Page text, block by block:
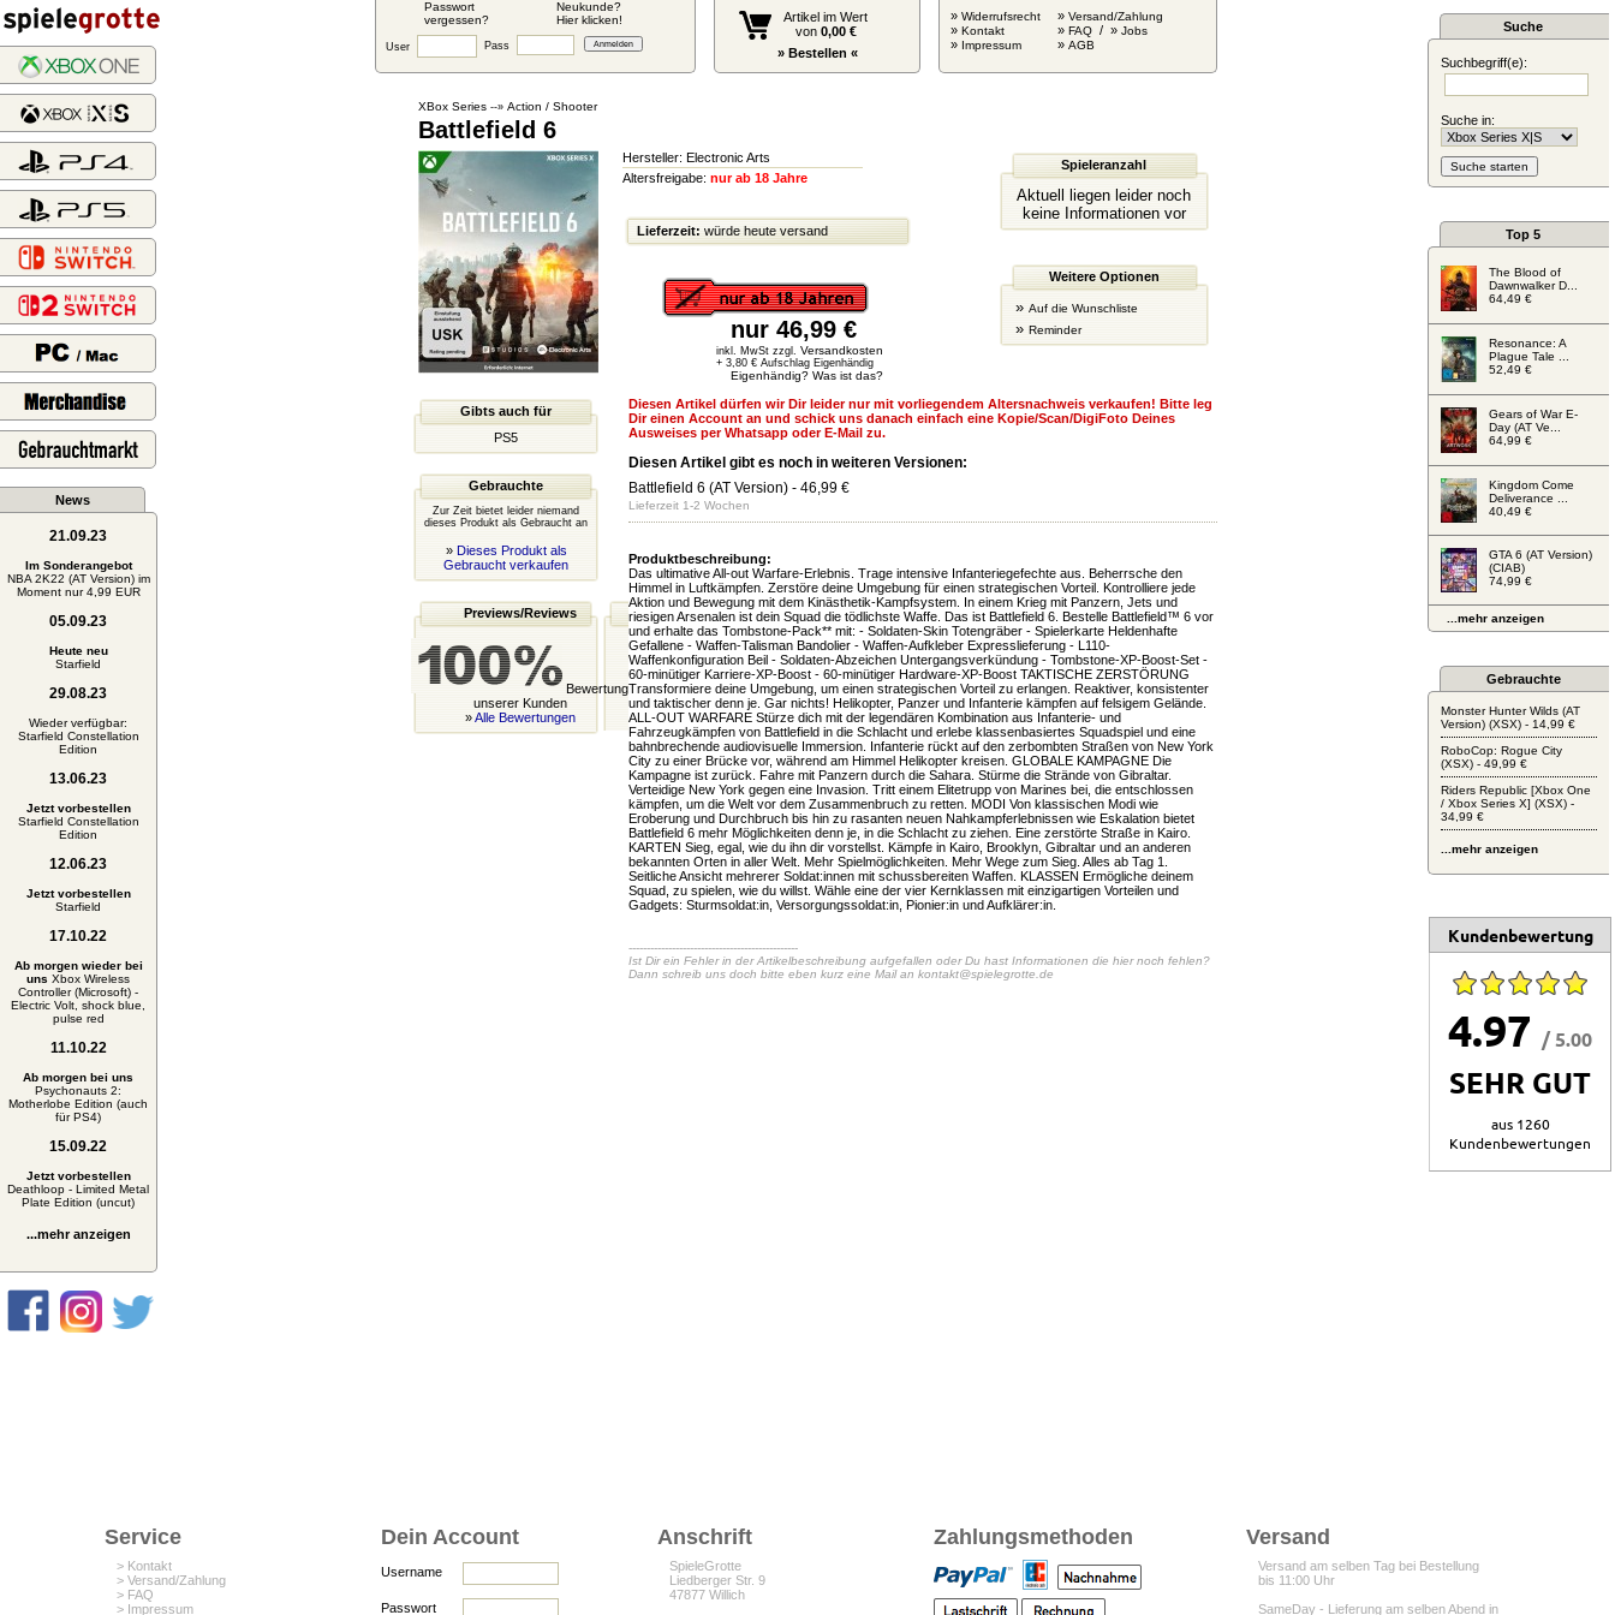
Passwort
vergessen?
Neukunde?
Hier klicken!
User Pass
Artikel im Wert
von 0,00 €
» Bestellen «
» Widerrufsrecht
» Kontakt
» Impressum
» Versand/Zahlung
» FAQ / » Jobs
» AGB
News
21.09.23
Im Sonderangebot
NBA 2K22 (AT Version) im
Moment nur 4,99 EUR
05.09.23
Heute neu
Starfield
29.08.23
Wieder verfügbar:
Starfield Constellation
Edition
13.06.23
Jetzt vorbestellen
Starfield Constellation
Edition
12.06.23
Jetzt vorbestellen
Starfield
17.10.22
Ab morgen wieder bei
uns Xbox Wireless
Controller (Microsoft) -
Electric Volt, shock blue,
pulse red
11.10.22
Ab morgen bei uns
Psychonauts 2:
Motherlobe Edition (auch
für PS4)
15.09.22
Jetzt vorbestellen
Deathloop - Limited Metal
Plate Edition (uncut)
...mehr anzeigen
XBox Series--» Action / Shooter
Battlefield 6
Hersteller: Electronic Arts
Altersfreigabe: nur ab 18 Jahre
Lieferzeit: würde heute versand
nur 46,99 €
inkl. MwSt zzgl. Versandkosten
+ 3,80 € Aufschlag Eigenhändig
Eigenhändig? Was ist das?
Spieleranzahl
Aktuell liegen leider noch
keine Informationen vor
Weitere Optionen
» Auf die Wunschliste
» Reminder
Gibts auch für
PS5
Gebrauchte
Zur Zeit bietet leider niemand
dieses Produkt als Gebraucht an
» Dieses Produkt als
Gebraucht verkaufen
Previews/Reviews
Bewertung
unserer Kunden
»Alle Bewertungen
Diesen Artikel dürfen wir Dir leider nur mit vorliegendem Altersnachweis verkaufen! Bitte leg
Dir einen Account an und schick uns danach einfach eine Kopie/Scan/DigiFoto Deines
Ausweises per Whatsapp oder E-Mail zu.
Diesen Artikel gibt es noch in weiteren Versionen:
Battlefield 6 (AT Version) - 46,99 €
Lieferzeit 1-2 Wochen
Produktbeschreibung:
Das ultimative All-out Warfare-Erlebnis. Trage intensive Infanteriegefechte aus. Beherrsche den
Himmel in Luftkämpfen. Zerstöre deine Umgebung für einen strategischen Vorteil. Kontrolliere jede
Aktion und Bewegung mit dem Kinästhetik-Kampfsystem. In einem Krieg mit Panzern, Jets und
riesigen Arsenalen ist dein Squad die tödlichste Waffe. Das ist Battlefield 6. Bestelle Battlefield™ 6 vor
und erhalte das Tombstone-Pack** mit: - Soldaten-Skin Totengräber - Spielerkarte Heldenhafte
Gefallene - Waffen-Talisman Bandolier - Waffen-Aufkleber Expresslieferung - L110-
Waffenkonfiguration Beil - Soldaten-Abzeichen Untergangsverkündung - Tombstone-XP-Boost-Set -
60-minütiger Karriere-XP-Boost - 60-minütiger Hardware-XP-Boost TAKTISCHE ZERSTÖRUNG
Transformiere deine Umgebung, um einen strategischen Vorteil zu erlangen. Reaktiver, konsistenter
und taktischer denn je. Gar nichts! Helikopter, Panzer und Infanterie kämpfen auf felsigem Gelände.
ALL-OUT WARFARE Stürze dich mit der legendären Kombination aus Infanterie- und
Fahrzeugkämpfen von Battlefield in die Schlacht und erlebe klassenbasiertes Squadspiel und eine
bahnbrechende audiovisuelle Immersion. Infanterie rückt auf den zerbombten Straßen von New York
City zu einer Brücke vor, während am Himmel Helikopter kreisen. GLOBALE KAMPAGNE Die
Kampagne ist zurück. Fahre mit Panzern durch die Sahara. Stürme die Strände von Gibraltar.
Verteidige New York gegen eine Invasion. Tritt einem Elitetrupp von Marines bei, die entschlossen
kämpfen, um die Welt vor dem Zusammenbruch zu retten. MODI Von klassischen Modi wie
Eroberung und Durchbruch bis hin zu rasanten neuen Nahkampferlebnissen wie Eskalation bietet
Battlefield 6 mehr Möglichkeiten denn je, in die Schlacht zu ziehen. Eine zerstörte Straße in Kairo.
KARTEN Sieg, egal, wie du ihn dir vorstellst. Kämpfe in Kairo, Brooklyn, Gibraltar und an anderen
bekannten Orten in aller Welt. Mehr Spielmöglichkeiten. Mehr Wege zum Sieg. Alles ab Tag 1.
Seitliche Ansicht mehrerer Soldat:innen mit schussbereiten Waffen. KLASSEN Ermögliche deinem
Squad, zu spielen, wie du willst. Wähle eine der vier Kernklassen mit einzigartigen Vorteilen und
Gadgets: Sturmsoldat:in, Versorgungssoldat:in, Pionier:in und Aufklärer:in.
-----------------------------------------------
Ist Dir ein Fehler in der Artikelbeschreibung aufgefallen oder Du hast Informationen die hier noch fehlen?
Dann schreib uns doch bitte eben kurz eine Mail an kontakt@spielegrotte.de
Suche
Suchbegriff(e):
Suche in:
Top 5
The Blood of
Dawnwalker D...
64,49 €
Resonance: A
Plague Tale ...
52,49 €
Gears of War E-
Day (AT Ve...
64,99 €
Kingdom Come
Deliverance ...
40,49 €
GTA 6 (AT Version)
(CIAB)
74,99 €
...mehr anzeigen
Gebrauchte
Monster Hunter Wilds (AT
Version) (XSX) - 14,99 €
RoboCop: Rogue City
(XSX) - 49,99 €
Riders Republic [Xbox One
/ Xbox Series X] (XSX) -
34,99 €
...mehr anzeigen
Kundenbewertung
4.97 / 5.00
SEHR GUT
aus 1260
Kundenbewertungen
Service
> Kontakt
> Versand/Zahlung
> FAQ
> Impressum
Dein Account
Username
Passwort
Anschrift
SpieleGrotte
Liedberger Str. 9
47877 Willich
Zahlungsmethoden Versand
Versand am selben Tag bei Bestellung
bis 11:00 Uhr
SameDay - Lieferung am selben Abend in